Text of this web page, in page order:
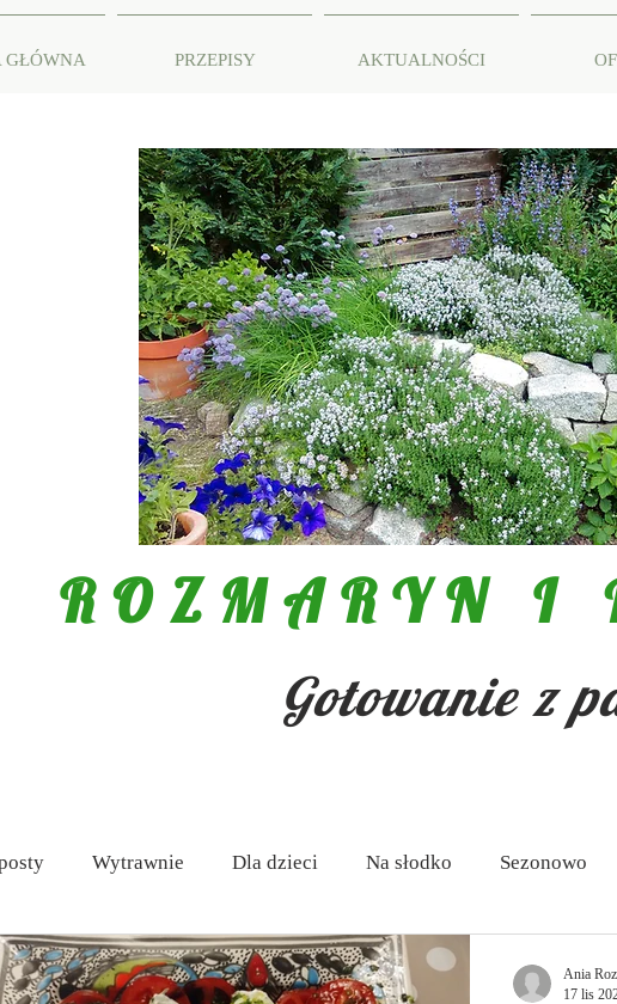
GŁÓWNA PRZEPISY AKTUALNOŚCI
ROZMARYN I
Gotowanie z
Wytrawnie Dla dzieci Na słodko Sezonowo
Porady Tapas / Antipasti Zupy Aktualności
Ania
17 lis